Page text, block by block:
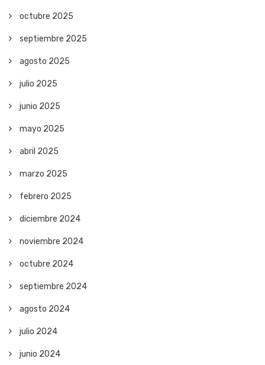
octubre 2025
septiembre 2025
agosto 2025
julio 2025
junio 2025
mayo 2025
abril 2025
marzo 2025
febrero 2025
diciembre 2024
noviembre 2024
octubre 2024
septiembre 2024
agosto 2024
julio 2024
junio 2024